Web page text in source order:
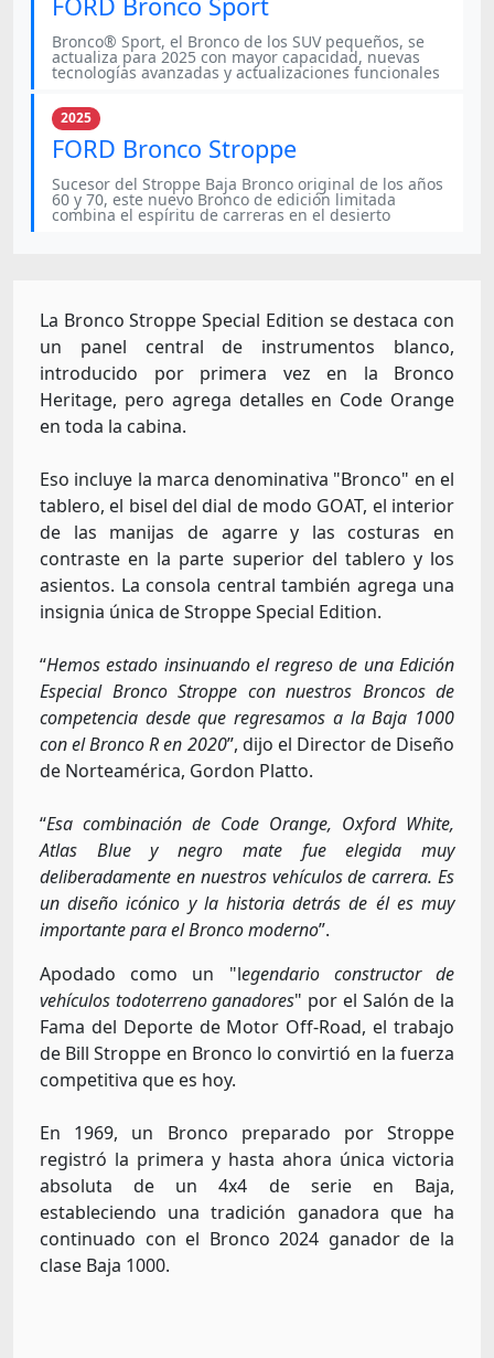
FORD Bronco Sport
Bronco® Sport, el Bronco de los SUV pequeños, se
actualiza para 2025 con mayor capacidad, nuevas
tecnologías avanzadas y actualizaciones funcionales
2025
FORD Bronco Stroppe
Sucesor del Stroppe Baja Bronco original de los años
60 y 70, este nuevo Bronco de edición limitada
combina el espíritu de carreras en el desierto
La Bronco Stroppe Special Edition se destaca con
un panel central de instrumentos blanco,
introducido por primera vez en la Bronco
Heritage, pero agrega detalles en Code Orange
en toda la cabina.
Eso incluye la marca denominativa "Bronco" en el
tablero, el bisel del dial de modo GOAT, el interior
de las manijas de agarre y las costuras en
contraste en la parte superior del tablero y los
asientos. La consola central también agrega una
insignia única de Stroppe Special Edition.
“Hemos estado insinuando el regreso de una Edición
Especial Bronco Stroppe con nuestros Broncos de
competencia desde que regresamos a la Baja 1000
con el Bronco R en 2020”, dijo el Director de Diseño
de Norteamérica, Gordon Platto.
“Esa combinación de Code Orange, Oxford White,
Atlas Blue y negro mate fue elegida muy
deliberadamente en nuestros vehículos de carrera. Es
un diseño icónico y la historia detrás de él es muy
importante para el Bronco moderno”.
Apodado como un "legendario constructor de
vehículos todoterreno ganadores" por el Salón de la
Fama del Deporte de Motor Off-Road, el trabajo
de Bill Stroppe en Bronco lo convirtió en la fuerza
competitiva que es hoy.
En 1969, un Bronco preparado por Stroppe
registró la primera y hasta ahora única victoria
absoluta de un 4x4 de serie en Baja,
estableciendo una tradición ganadora que ha
continuado con el Bronco 2024 ganador de la
clase Baja 1000.